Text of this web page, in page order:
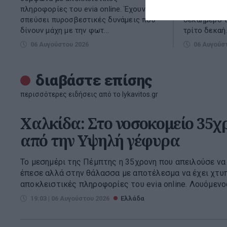
πληροφορίες του evia online. Έχουν
σπεύσει πυροσβεστικές δυνάμεις που
δίνουν μάχη με την φωτ...
06 Αυγούστου 2026
δεκαήμερο
τρίτο δεκαή...
06
διαβάστε επίσης
περισσότερες ειδήσεις από το lykavitos.gr
Χαλκίδα: Στο νοσοκομείο
από την Υψηλή γέφυρα
Το μεσημέρι της Πέμπτης η 35χρονη που απειλούσε
έπεσε αλλά στην θάλασσα με αποτέλεσμα να έχει
αποκλειστικές πληροφορίες του evia online. Λουόμενος
19:03 | 06 Αυγούστου 2026 Ελλάδα